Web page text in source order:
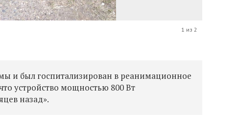
1 из 2
и был госпитализирован в реанимационное
устройство мощностью 800 Вт
назад».